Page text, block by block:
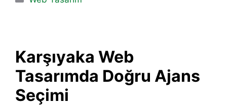
Karşıyaka Web
Tasarımda Doğru Ajans
Seçimi